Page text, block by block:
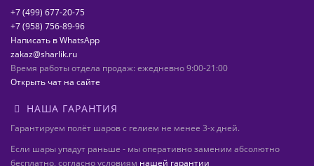
+7 (499) 677-20-75
+7 (958) 756-89-96
Написать в WhatsApp
zakaz@sharlik.ru
Время работы отдела продаж: ежедневно 9:00-21:00
Открыть чат на сайте
НАША ГАРАНТИЯ
Гарантируем полёт шаров с гелием не менее 3-х дней.
Если шары упадут раньше - мы оперативно заменим абсолютно
бесплатно, согласно условиям нашей гарантии